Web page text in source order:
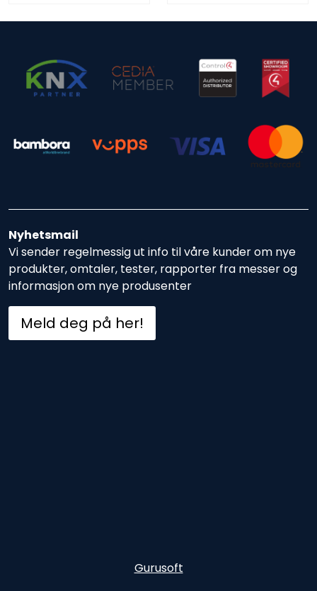
Nyhetsmail
Vi sender regelmessig ut info til våre kunder om nye
produkter, omtaler, tester, rapporter fra messer og
informasjon om nye produsenter
Meld deg på her!
Gurusoft